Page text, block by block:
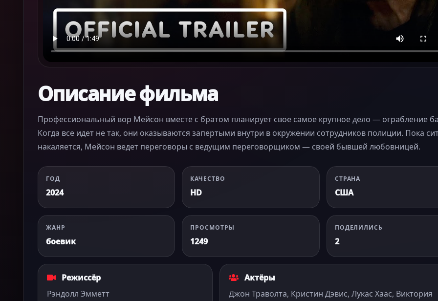
Описание фильма
Профессиональный вор Мейсон вместе с братом планирует свое самое крупное дело — ограбление
Когда все идет не так, они оказываются запертыми внутри в окружении сотрудников полиции. Пока
накаляется, Мейсон ведет переговоры с ведущим переговорщиком — своей бывшей любовницей.
ГОД
2024
КАЧЕСТВО
HD
СТРАНА
США
ЖАНР
боевик
ПРОСМОТРЫ
1249
ПОДЕЛИЛИСЬ
2
Режиссёр
Рэндолл Эмметт
Актёры
Джон Траволта, Кристин Дэвис, Лукас Хаас, Виктория